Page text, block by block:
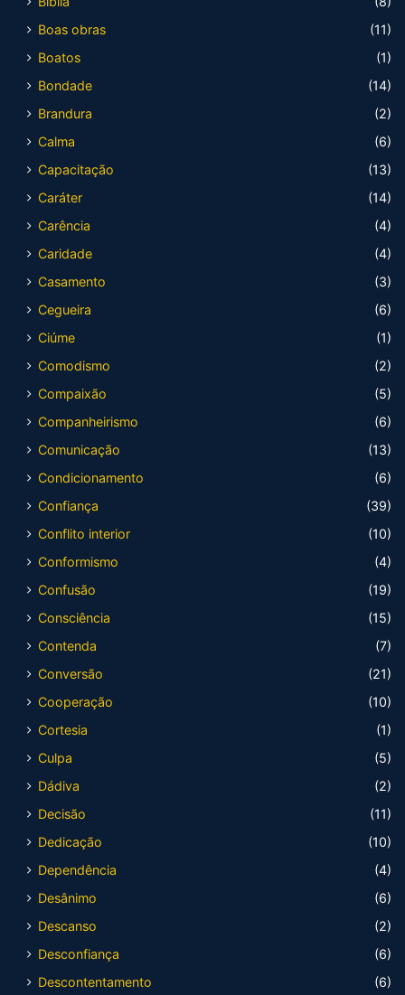
Boas obras
(11)
Boatos
(1)
Bondade
(14)
Brandura
(2)
Calma
(6)
Capacitação
(13)
Caráter
(14)
Carência
(4)
Caridade
(4)
Casamento
(3)
Cegueira
(6)
Ciúme
(1)
Comodismo
(2)
Compaixão
(5)
Companheirismo
(6)
Comunicação
(13)
Condicionamento
(6)
Confiança
(39)
Conflito interior
(10)
Conformismo
(4)
Confusão
(19)
Consciência
(15)
Contenda
(7)
Conversão
(21)
Cooperação
(10)
Cortesia
(1)
Culpa
(5)
Dádiva
(2)
Decisão
(11)
Dedicação
(10)
Dependência
(4)
Desânimo
(6)
Descanso
(2)
Desconfiança
(6)
Descontentamento
(6)